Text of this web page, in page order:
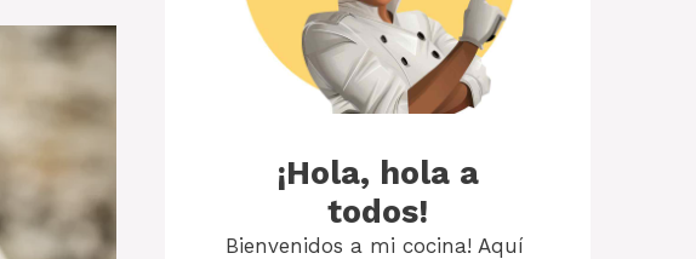
¡Hola, hola a
todos!
Bienvenidos a mi cocina! Aquí